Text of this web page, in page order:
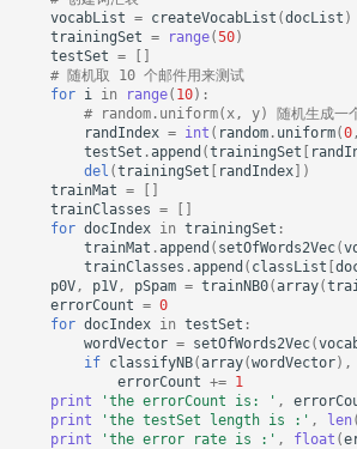
vocabList = createVocabList (docList )
trainingSet = range(50)
testSet =
[]
# 随机取 10 个邮件用来测试
for i in range( 10):
# random.uniform(x, y) 随机生成一
randIndex = int ( random . uniform(0 ,
testSet .append (trainingSet [
del (trainingSet [ randIndex])
trainMat =
[]
trainClasses =
[]
for docIndex in trainingSet :
trainMat .append ( setOfWords2Vec(
trainClasses .append ( classList [
p0V , p1V , pSpam = trainNB0(array(
errorCount = 0
for docIndex in testSet :
wordVector = setOfWords2Vec(
if classifyNB(array(wordVector),
errorCount += 1
print
'the errorCount is: ' ,
print
'the testSet length is :' , len(
print
'the error rate is :' , float (